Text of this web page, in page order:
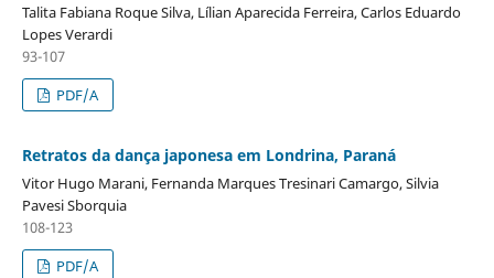
Talita Fabiana Roque Silva, Lílian Aparecida Ferreira, Carlos Eduardo
Lopes Verardi
93-107
PDF/A
Retratos da dança japonesa em Londrina, Paraná
Vitor Hugo Marani, Fernanda Marques Tresinari Camargo, Silvia
Pavesi Sborquia
108-123
PDF/A